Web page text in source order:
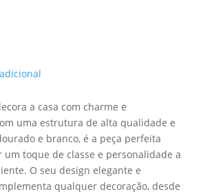
a casa com charme e
uma estrutura de alta qualidade e
e branco, é a peça perfeita
um toque de classe e personalidade a
O seu design elegante e
qualquer decoração, desde